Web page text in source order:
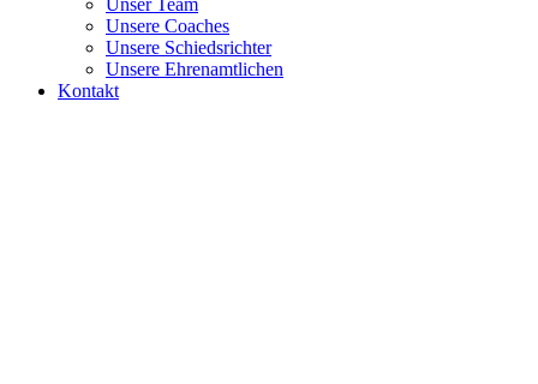
Unser Team
Unsere Coaches
Unsere Schiedsrichter
Unsere Ehrenamtlichen
Kontakt